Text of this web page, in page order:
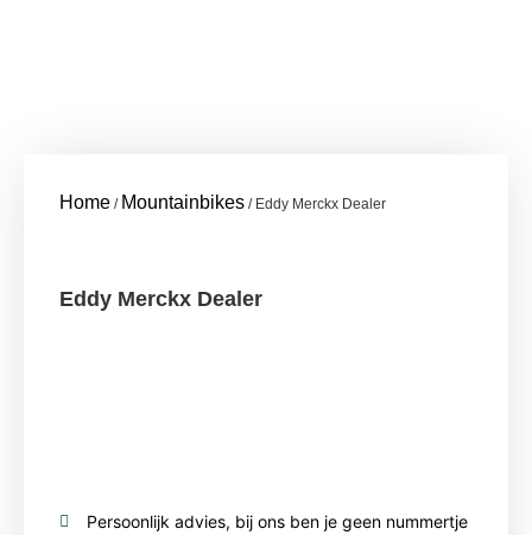
Home / Mountainbikes / Eddy Merckx Dealer
Eddy Merckx Dealer
Persoonlijk advies, bij ons ben je geen nummertje